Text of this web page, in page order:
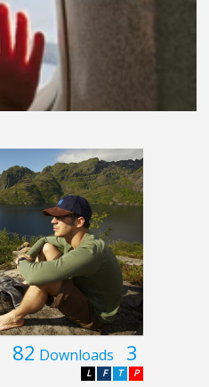
82 Downloads 3
P
T
F
L